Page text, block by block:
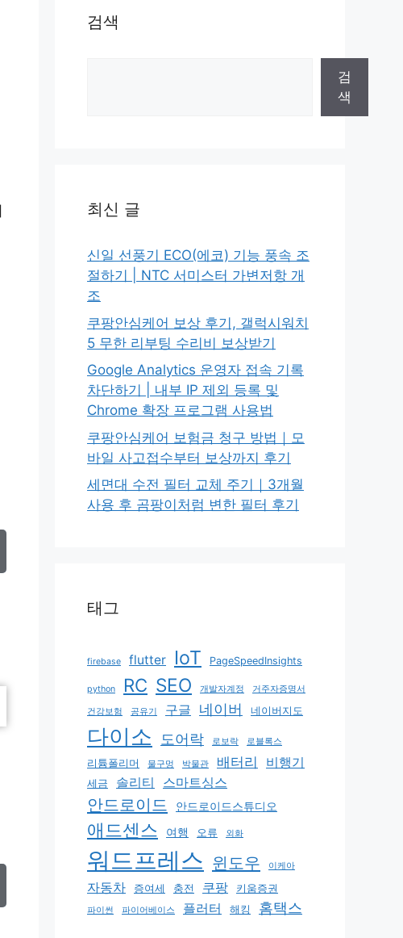
검색
검
색
최신 글
신일 선풍기 ECO(에코) 기능 풍속 조
절하기 | NTC 서미스터 가변저항 개
조
쿠팡안심케어 보상 후기, 갤럭시워치
5 무한 리부팅 수리비 보상받기
Google Analytics 운영자 접속 기록
차단하기 | 내부 IP 제외 등록 및
Chrome 확장 프로그램 사용법
쿠팡안심케어 보험금 청구 방법｜모
바일 사고접수부터 보상까지 후기
세면대 수전 필터 교체 주기｜3개월
사용 후 곰팡이처럼 변한 필터 후기
태그
firebase flutter IoT PageSpeedInsights
python RC SEO 개발자계정 거주자증명서
건강보험 공유기 구글 네이버 네이버지도
다이소 도어락 로보락 로블록스
리튬폴리머 물구멍 박물관 배터리 비행기
세금 솔리티 스마트싱스
안드로이드 안드로이드스튜디오
애드센스 여행 오류 외화
워드프레스 윈도우 이케아
자동차 증여세 충전 쿠팡 키움증권
파이썬 파이어베이스 플러터 해킹 홈택스